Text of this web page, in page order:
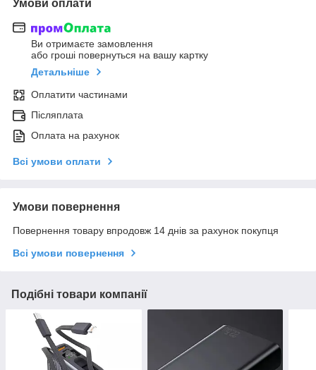
Умови оплати
Ви отримаєте замовлення
або гроші повернуться на вашу картку
Детальніше
Оплатити частинами
Післяплата
Оплата на рахунок
Всі умови оплати
Умови повернення
Повернення товару впродовж 14 днів за рахунок покупця
Всі умови повернення
Подібні товари компанії